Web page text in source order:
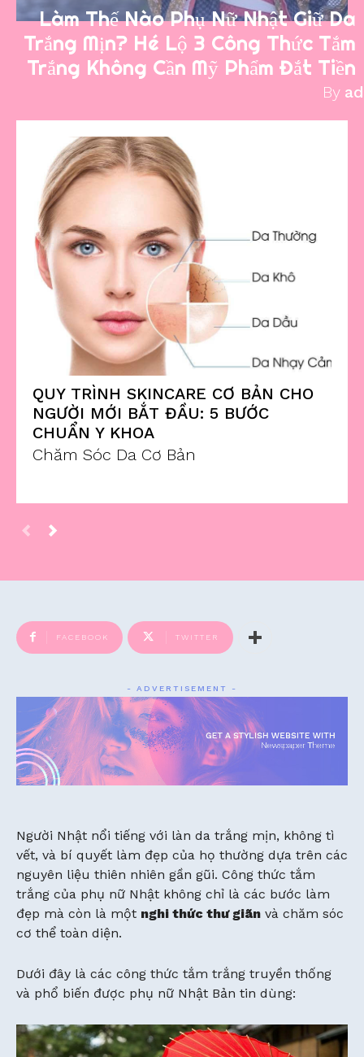
Làm Thế Nào Phụ Nữ Nhật Giữ Da
Trắng Mịn? Hé Lộ 3 Công Thức Tắm
Trắng Không Cần Mỹ Phẩm Đắt Tiền
By
QUY TRÌNH SKINCARE CƠ BẢN CHO
NGƯỜI MỚI BẮT ĐẦU: 5 BƯỚC
CHUẨN Y KHOA
Chăm Sóc Da Cơ Bản
FACEBOOK TWITTER
- ADVERTISEMENT -
Người Nhật nổi tiếng với làn da trắng mịn, không tì
vết, và bí quyết làm đẹp của họ thường dựa trên các
nguyên liệu thiên nhiên gần gũi. Công thức tắm
trắng của phụ nữ Nhật không chỉ là các bước làm
đẹp mà còn là một nghi thức thư giãn và chăm sóc
cơ thể toàn diện.
Dưới đây là các công thức tắm trắng truyền thống
và phổ biến được phụ nữ Nhật Bản tin dùng: